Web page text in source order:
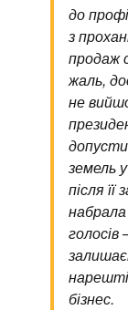
до
з
продаж
жаль,
не
земель
після
набрала
бізнес.